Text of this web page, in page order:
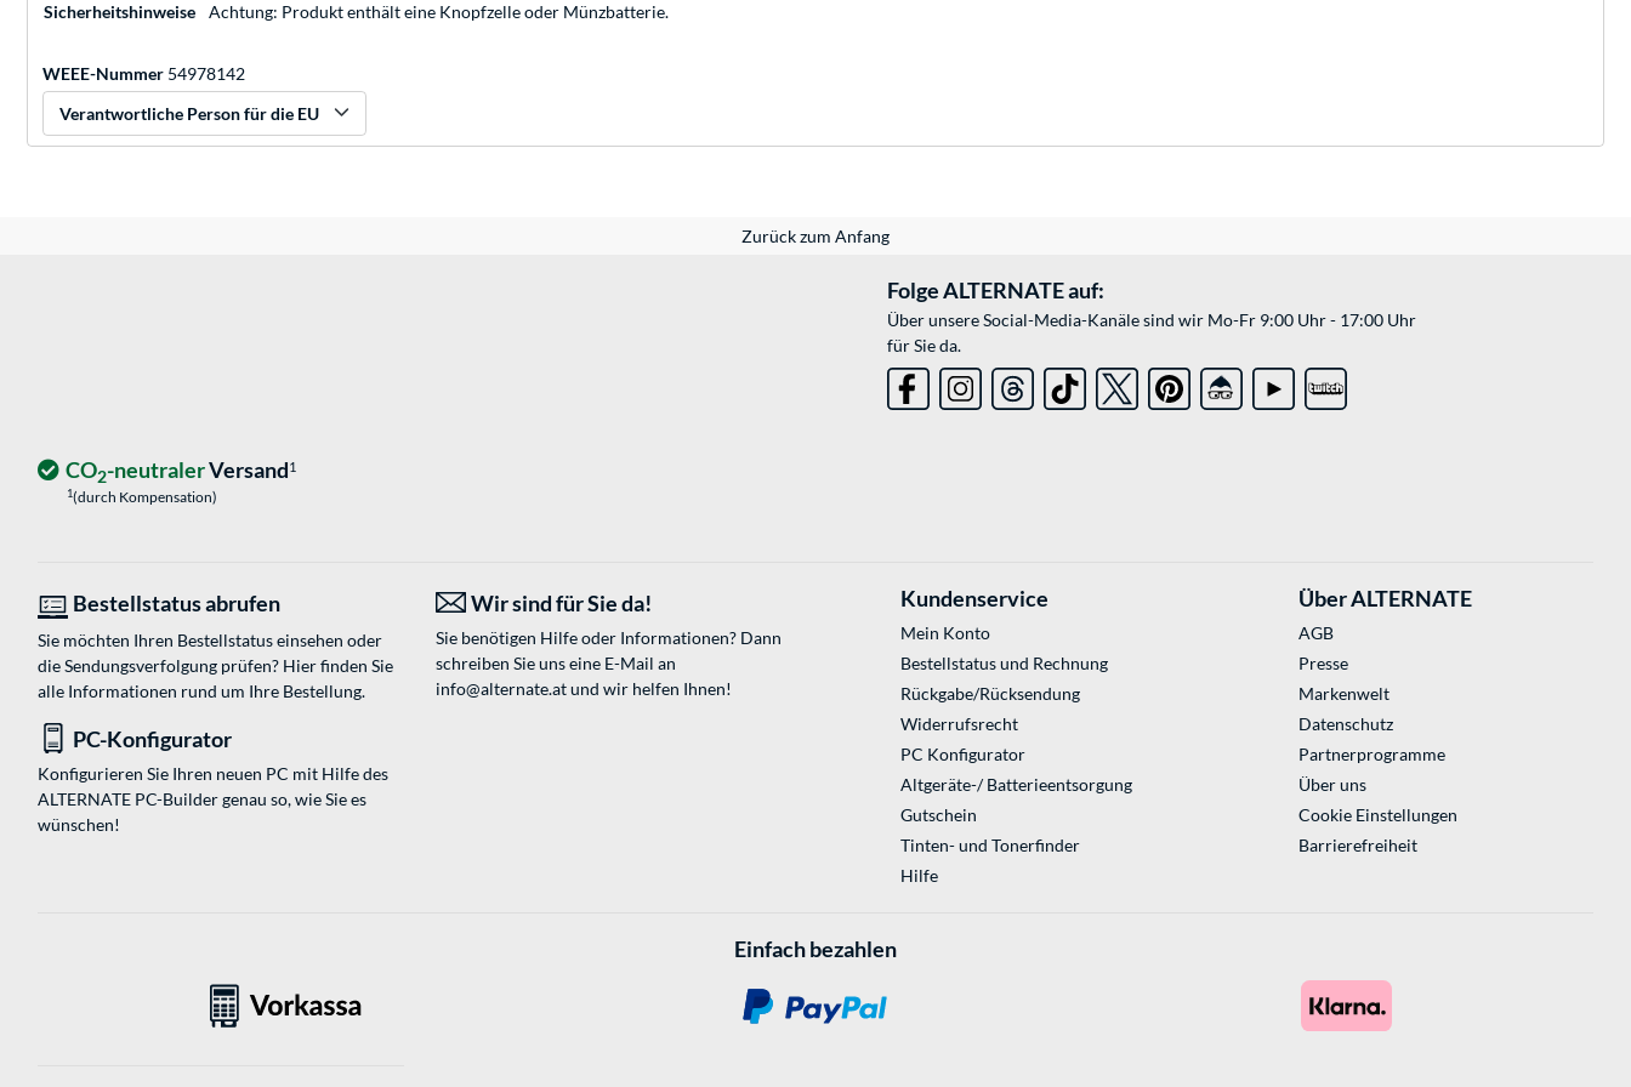
Sicherheitshinweise
Achtung: Produkt enthält eine Knopfzelle oder Münzbatterie.
WEEE-Nummer 54978142
Verantwortliche Person für die EU
Zurück zum Anfang
Folge ALTERNATE auf:
Über unsere Social-Media-Kanäle sind wir Mo-Fr 9:00 Uhr - 17:00 Uhr
für Sie da.
CO2-neutralerVersand1
1(durch Kompensation)
Bestellstatus abrufen
Sie möchten Ihren Bestellstatus einsehen oder
die Sendungsverfolgung prüfen? Hier finden Sie
alle Informationen rund um Ihre Bestellung.
Wir sind für Sie da!
Sie benötigen Hilfe oder Informationen? Dann
schreiben Sie uns eine E-Mail an
info@alternate.atund wir helfen Ihnen!
PC-Konfigurator
Konfigurieren Sie Ihren neuen PC mit Hilfe des
ALTERNATE PC-Builder genau so, wie Sie es
wünschen!
Kundenservice
Mein Konto
Bestellstatus und Rechnung
Rückgabe/Rücksendung
Widerrufsrecht
PC Konfigurator
Altgeräte-/ Batterieentsorgung
Gutschein
Tinten- und Tonerfinder
Hilfe
Über ALTERNATE
AGB
Presse
Markenwelt
Datenschutz
Partnerprogramme
Über uns
Cookie Einstellungen
Barrierefreiheit
Einfach bezahlen